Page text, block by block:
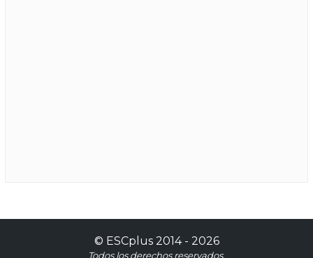
© ESCplus2014 - 2026
Todos los derechos reservados.